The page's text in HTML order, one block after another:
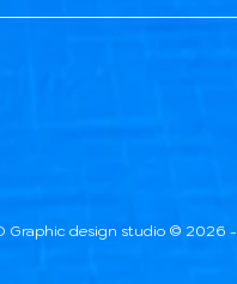
Graphic design studio © 2026 -